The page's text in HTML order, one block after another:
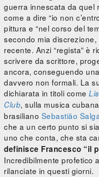
guerra innescata da quel
come a dire “io non
pittura e “nel corso del
secondo mia discrezione,
recente. Anzi “regista” è
scrivere da scrittore,
ancora, conseguendo
davvero non formali. La
dichiarata in titoli come
Club, sulla musica
brasiliano Sebastião
che a un certo punto si
uno che conta, che sta
definisce Francesco “il
Incredibilmente profetico
rilanciate in questi giorni.